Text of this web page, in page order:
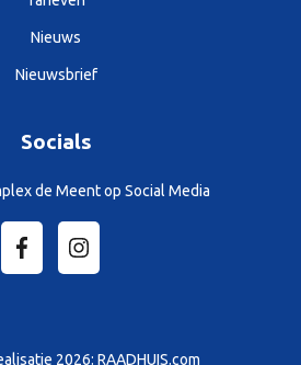
Nieuws
Nieuwsbrief
Socials
de Meent op Social Media
2026: RAADHUIS.com